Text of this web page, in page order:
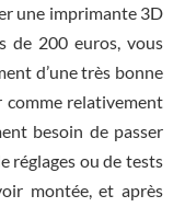
une imprimante 3D
de 200 euros, vous
d’une très bonne
comme relativement
besoin de passer
réglages ou de tests
montée, et après